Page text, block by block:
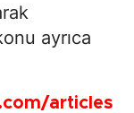
ayrıca
articles